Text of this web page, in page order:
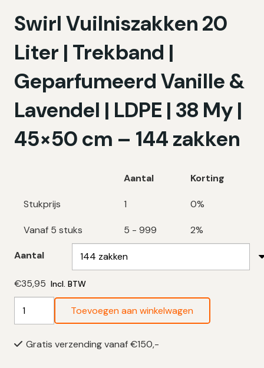
Swirl Vuilniszakken 20
Liter | Trekband |
Geparfumeerd Vanille &
Lavendel | LDPE | 38 My |
45×50 cm – 144 zakken
Aantal Korting
Stukprijs 1 0%
Vanaf 5 stuks 5 - 999 2%
Aantal
€35,95 Incl. BTW
Liter
Toevoegen aan winkelwagen
Gratis verzending vanaf €150,-